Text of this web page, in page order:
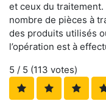
et ceux du
nombre de pièces à
des produits utilisés
l’opération est à
5 / 5 (113 votes)